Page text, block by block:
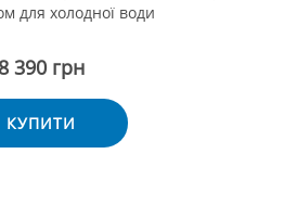
для холодної води
8 390 грн
КУПИТИ